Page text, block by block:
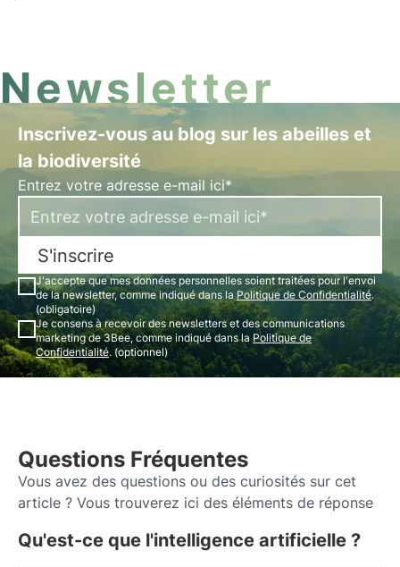
Newsletter
Inscrivez-vous au blog sur les abeilles et
la biodiversité
Entrez votre adresse e-mail ici*
S'inscrire
J'accepte que mes données personnelles soient traitées pour l'envoi
de la newsletter, comme indiqué dans la Politique de Confidentialité.
(obligatoire)
Je consens à recevoir des newsletters et des communications
marketing de 3Bee, comme indiqué dans la Politique de
Confidentialité. (optionnel)
Questions Fréquentes
Vous avez des questions ou des curiosités sur cet
article ? Vous trouverez ici des éléments de réponse
Qu'est-ce que l'intelligence artificielle ?